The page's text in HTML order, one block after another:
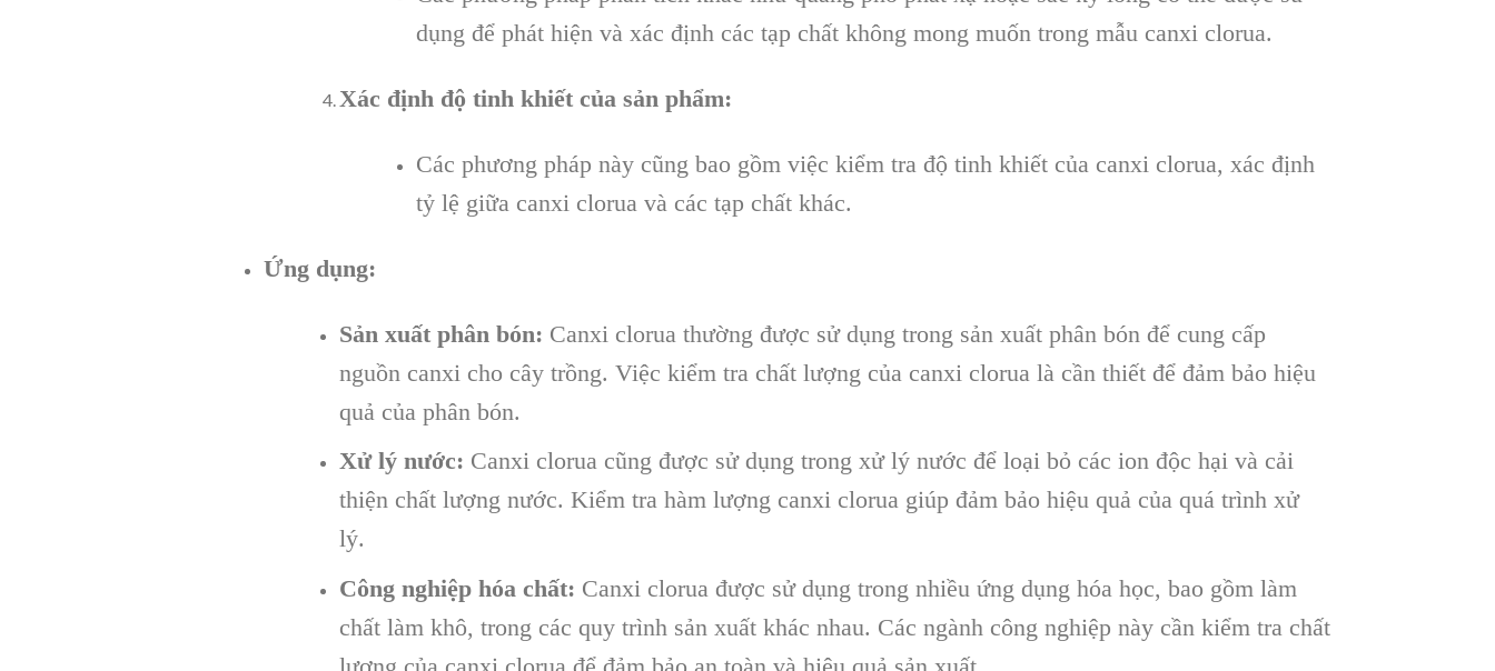
dụng để phát hiện và xác định các tạp chất không mong muốn trong mẫu canxi clorua.
Xác định độ tinh khiết của sản phẩm:
Các phương pháp này cũng bao gồm việc kiểm tra độ tinh khiết của canxi clorua, xác định
tỷ lệ giữa canxi clorua và các tạp chất khác.
Ứng dụng:
Sản xuất phân bón: Canxi clorua thường được sử dụng trong sản xuất phân bón để cung cấp
nguồn canxi cho cây trồng. Việc kiểm tra chất lượng của canxi clorua là cần thiết để đảm bảo hiệu
quả của phân bón.
Xử lý nước: Canxi clorua cũng được sử dụng trong xử lý nước để loại bỏ các ion độc hại và cải
thiện chất lượng nước. Kiểm tra hàm lượng canxi clorua giúp đảm bảo hiệu quả của quá trình xử
lý.
Công nghiệp hóa chất: Canxi clorua được sử dụng trong nhiều ứng dụng hóa học, bao gồm làm
chất làm khô, trong các quy trình sản xuất khác nhau. Các ngành công nghiệp này cần kiểm tra chất